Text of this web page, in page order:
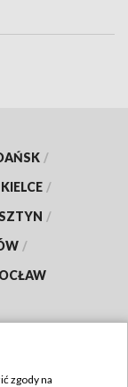
/
KIELCE /
/
/
zgody na